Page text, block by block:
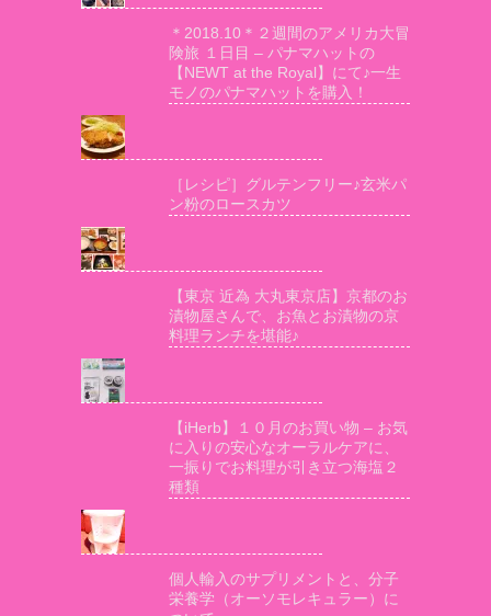
＊2018.10＊２週間のアメリカ大冒
険旅 １日目 – パナマハットの
【NEWT at the Royal】にて♪一生
モノのパナマハットを購入！
［レシピ］グルテンフリー♪玄米パ
ン粉のロースカツ
【東京 近為 大丸東京店】京都のお
漬物屋さんで、お魚とお漬物の京
料理ランチを堪能♪
【iHerb】１０月のお買い物 – お気
に入りの安心なオーラルケアに、
一振りでお料理が引き立つ海塩２
種類
個人輸入のサプリメントと、分子
栄養学（オーソモレキュラー）に